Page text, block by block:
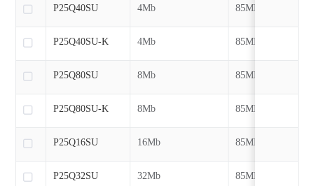
4Mb 85MHz
4Mb 85MHz
8Mb 85MHz
8Mb 85MHz
16Mb 85MHz
32Mb 85MHz
P25Q40SU
P25Q40SU-K
P25Q80SU
P25Q80SU-K
P25Q16SU
P25Q32SU